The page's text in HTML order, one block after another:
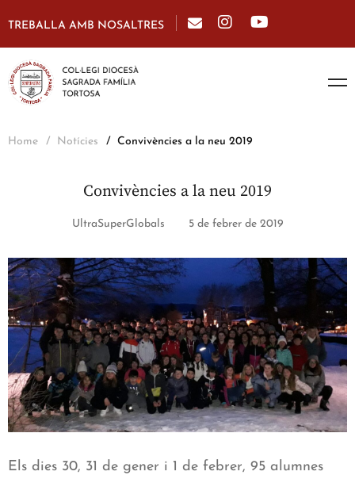
TREBALLA AMB NOSALTRES
Home Notícies Convivències a la neu 2019
Convivències a la neu 2019
UltraSuperGlobals 5 de febrer de 2019
Els dies 30, 31 de gener i 1 de febrer, 95 alumnes